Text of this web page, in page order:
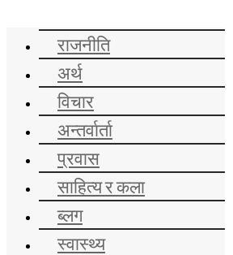
राजनीति
अर्थ
विचार
अन्तर्वार्ता
प्रवास
साहित्य र कला
ब्लग
स्वास्थ्य